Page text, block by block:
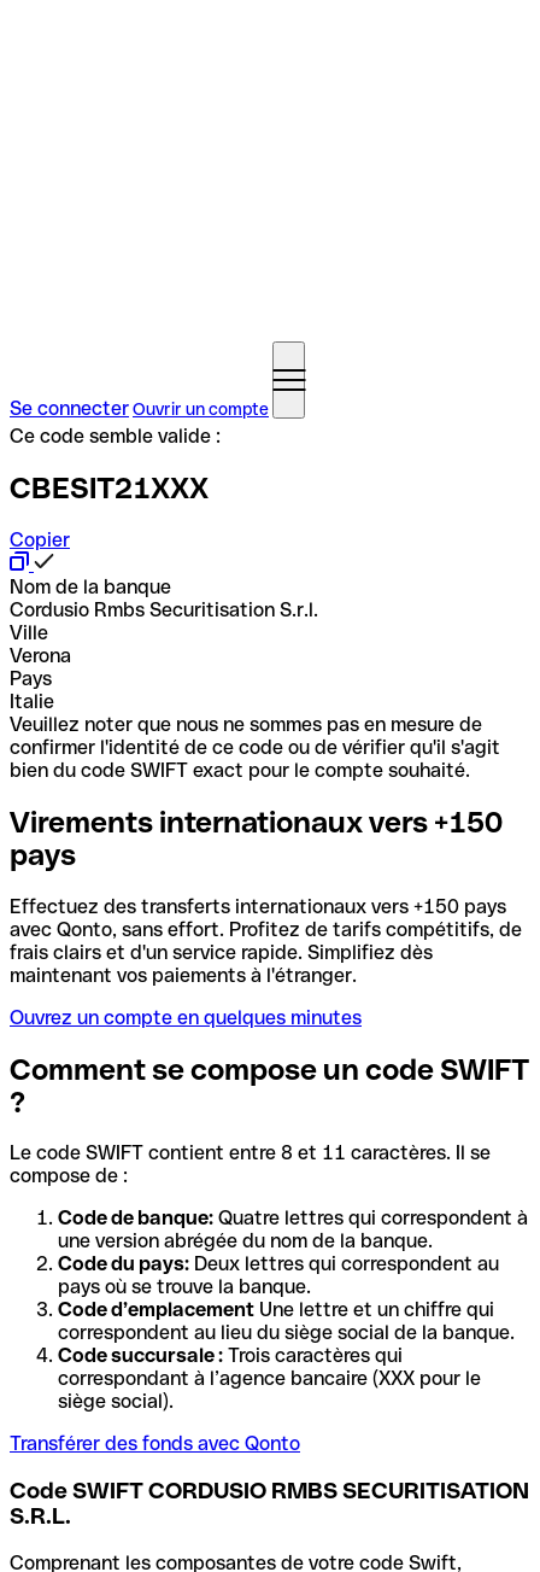
Se connecterOuvrir un compte
Ce code semble valide :
CBESIT21XXX
Copier
Nom de la banque
Cordusio Rmbs Securitisation S.r.l.
Ville
Verona
Pays
Italie
Veuillez noter que nous ne sommes pas en mesure de
confirmer l'identité de ce code ou de vérifier qu'il s'agit
bien du code SWIFT exact pour le compte souhaité.
Virements internationaux vers +150
pays
Effectuez des transferts internationaux vers +150 pays
avec Qonto, sans effort. Profitez de tarifs compétitifs, de
frais clairs et d'un service rapide. Simplifiez dès
maintenant vos paiements à l'étranger.
Ouvrez un compte en quelques minutes
Comment se compose un code SWIFT
?
Le code SWIFT contient entre 8 et 11 caractères. Il se
compose de :
Code de banque: Quatre lettres qui correspondent à
une version abrégée du nom de la banque.
Code du pays: Deux lettres qui correspondent au
pays où se trouve la banque.
Code d’emplacement Une lettre et un chiffre qui
correspondent au lieu du siège social de la banque.
Code succursale : Trois caractères qui
correspondant à l’agence bancaire (XXX pour le
siège social).
Transférer des fonds avec Qonto
Code SWIFT CORDUSIO RMBS SECURITISATION
S.R.L.
Comprenant les composantes de votre code Swift,